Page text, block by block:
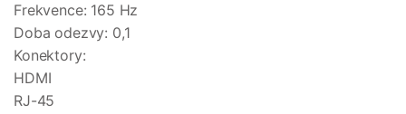
Frekvence: 165 Hz
Doba odezvy: 0,1
Konektory:
HDMI
RJ-45